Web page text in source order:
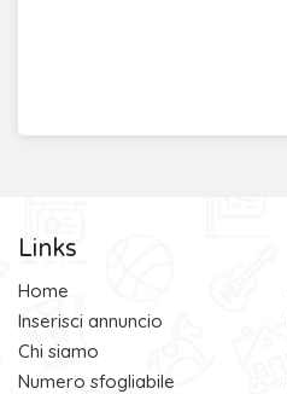
Links
Home
Inserisci annuncio
Chi siamo
Numero sfogliabile